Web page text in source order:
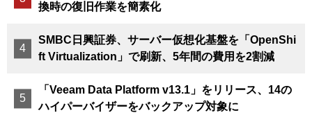
換時の復旧作業を簡素化
SMBC日興証券、サーバー仮想化基盤を「OpenShi
ft Virtualization」で刷新、5年間の費用を2割減
「Veeam Data Platform v13.1」をリリース、14の
ハイパーバイザーをバックアップ対象に